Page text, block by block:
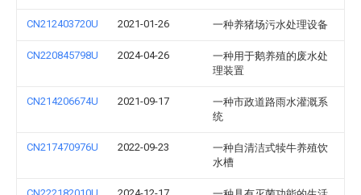
CN212403720U 2021-01-26 一种养猪场污水处理设备
CN220845798U 2024-04-26
一种用于鹅养殖的废水处
理装置
CN214206674U 2021-09-17
一种市政道路雨水灌溉系
统
CN217470976U 2022-09-23
一种自清洁式犊牛养殖饮
水槽